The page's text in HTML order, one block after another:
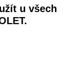
u všech